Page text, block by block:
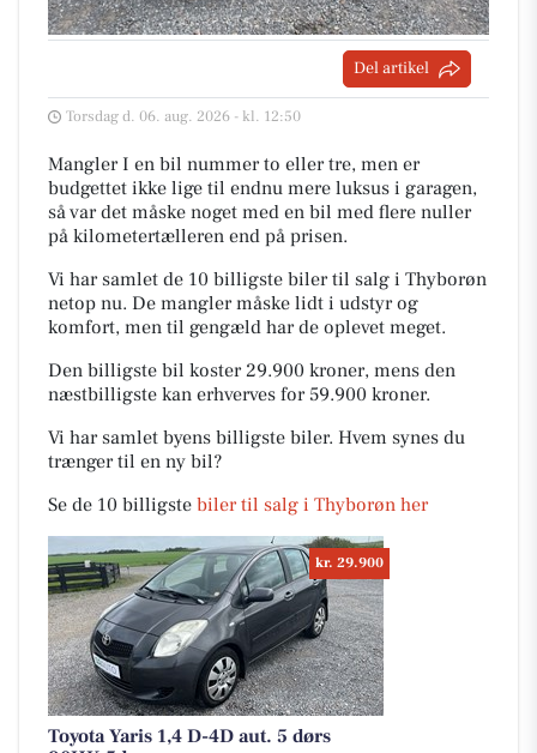
Del artikel
Torsdag d. 06. aug. 2026 - kl. 12:50
Mangler I en bil nummer to eller tre, men er
budgettet ikke lige til endnu mere luksus i garagen,
så var det måske noget med en bil med flere nuller
på kilometertælleren end på prisen.
Vi har samlet de 10 billigste biler til salg i Thyborøn
netop nu. De mangler måske lidt i udstyr og
komfort, men til gengæld har de oplevet meget.
Den billigste bil koster 29.900 kroner, mens den
næstbilligste kan erhverves for 59.900 kroner.
Vi har samlet byens billigste biler. Hvem synes du
trænger til en ny bil?
Se de 10 billigste biler til salg i Thyborøn her
kr. 29.900
Toyota Yaris 1,4 D-4D aut. 5 dørs